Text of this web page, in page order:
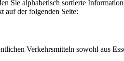
Sie alphabetisch sortierte
auf der folgenden Seite:
Verkehrsmitteln sowohl aus